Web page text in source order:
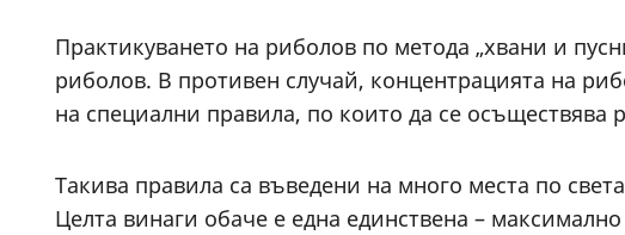
Практикуването на риболов по метода „хвани и
риболов. В противен случай, концентрацията на
на специални правила, по които да се
Такива правила са въведени на много места по
Целта винаги обаче е една единствена –